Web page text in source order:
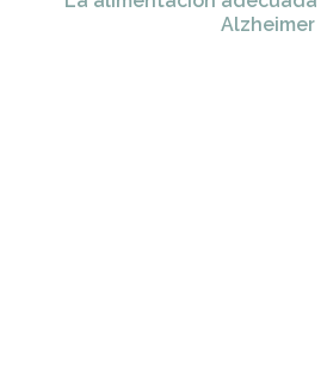
Alzheimer